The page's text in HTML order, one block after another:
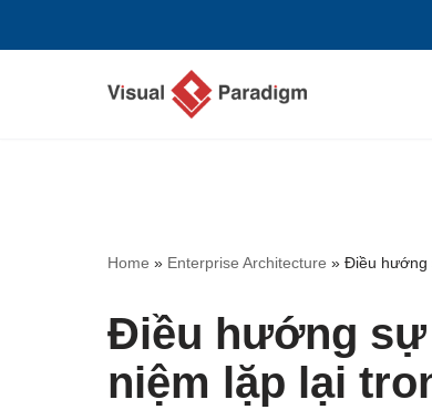
Home » Enterprise Architecture » Điều hướng
Điều hướng sự
niệm lặp lại